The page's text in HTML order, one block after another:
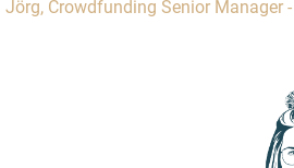
Jörg, Crowdfunding Senior Manager -